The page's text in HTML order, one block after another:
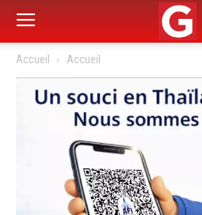
Accueil Accueil